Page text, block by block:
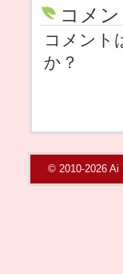
コメ
コメント
か？
© 2010-2026 Ai